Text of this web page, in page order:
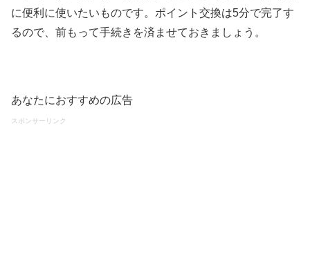
に便利に使いたいものです。ポイント交換は5分で完了す
るので、前もって手続きを済ませておきましょう。
あなたにおすすめの広告
スポンサーリンク